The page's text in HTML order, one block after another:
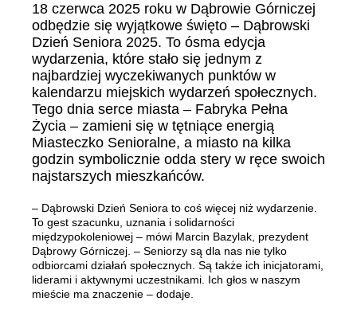
18 czerwca 2025 roku w Dąbrowie Górniczej
odbędzie się wyjątkowe święto – Dąbrowski
Dzień Seniora 2025. To ósma edycja
wydarzenia, które stało się jednym z
najbardziej wyczekiwanych punktów w
kalendarzu miejskich wydarzeń społecznych.
Tego dnia serce miasta – Fabryka Pełna
Życia – zamieni się w tętniące energią
Miasteczko Senioralne, a miasto na kilka
godzin symbolicznie odda stery w ręce swoich
najstarszych mieszkańców.
– Dąbrowski Dzień Seniora to coś więcej niż wydarzenie.
To gest szacunku, uznania i solidarności
międzypokoleniowej – mówi Marcin Bazylak, prezydent
Dąbrowy Górniczej. – Seniorzy są dla nas nie tylko
odbiorcami działań społecznych. Są także ich inicjatorami,
liderami i aktywnymi uczestnikami. Ich głos w naszym
mieście ma znaczenie – dodaje.